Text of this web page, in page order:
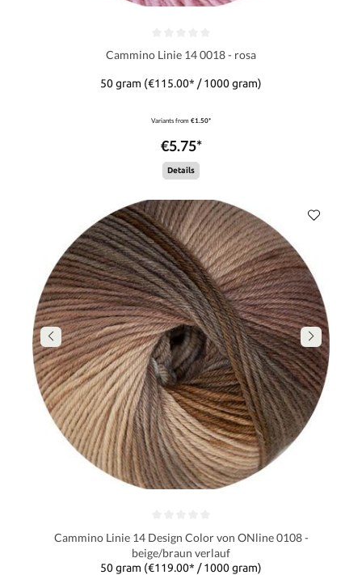
Cammino Linie 14 0018 - rosa
50 gram (€115.00* / 1000 gram)
Variants from €1.50*
€5.75*
Details
Cammino Linie 14 Design Color von ONline 0108 -
beige/braun verlauf
50 gram (€119.00* / 1000 gram)